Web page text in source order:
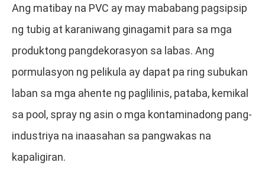
Ang matibay na PVC ay may mababang pagsipsip
ng tubig at karaniwang ginagamit para sa mga
produktong pangdekorasyon sa labas. Ang
pormulasyon ng pelikula ay dapat pa ring subukan
laban sa mga ahente ng paglilinis, pataba, kemikal
sa pool, spray ng asin o mga kontaminadong pang-
industriya na inaasahan sa pangwakas na
kapaligiran.